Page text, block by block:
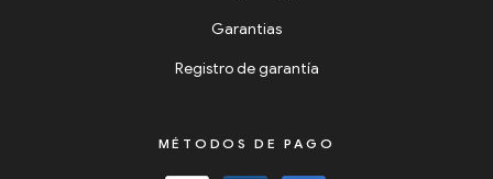
Garantias
Registro de garantía
MÉTODOS DE PAGO